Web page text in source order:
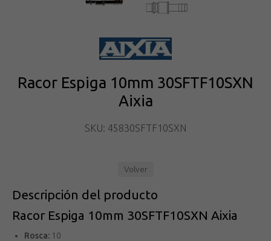
Racor Espiga 10mm 30SFTF10SXN
Aixia
SKU: 45830SFTF10SXN
Volver
Descripción del producto
Racor Espiga 10mm 30SFTF10SXN Aixia
Rosca: 10